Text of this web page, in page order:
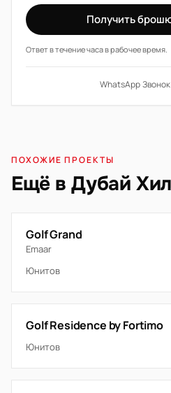
Получить
Ответ в течение часа в рабочее время.
WhatsApp·Звонок·
ПОХОЖИЕ ПРОЕКТЫ
Ещё в Дубай
Golf Grand
Emaar
Юнитов
Golf Residence by Fortimo
Юнитов